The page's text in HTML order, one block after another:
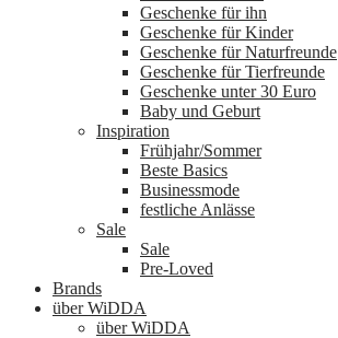
Geschenke für ihn
Geschenke für Kinder
Geschenke für Naturfreunde
Geschenke für Tierfreunde
Geschenke unter 30 Euro
Baby und Geburt
Inspiration
Frühjahr/Sommer
Beste Basics
Businessmode
festliche Anlässe
Sale
Sale
Pre-Loved
Brands
über WiDDA
über WiDDA